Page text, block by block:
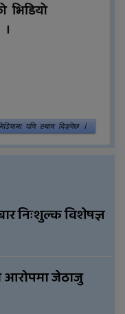
निःशुल्क विशेषज्ञ
आरोपमा जेठाजु